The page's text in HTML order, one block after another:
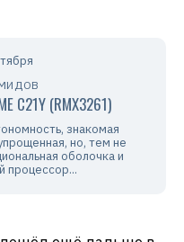
C21Y (RMX3261)
знакомая
но, тем не
оболочка и
процессор...